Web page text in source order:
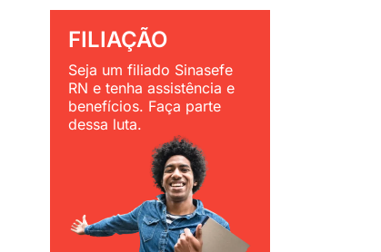
FILIAÇÃO
Seja um filiado Sinasefe
RN e tenha assistência e
benefícios. Faça parte
dessa luta.